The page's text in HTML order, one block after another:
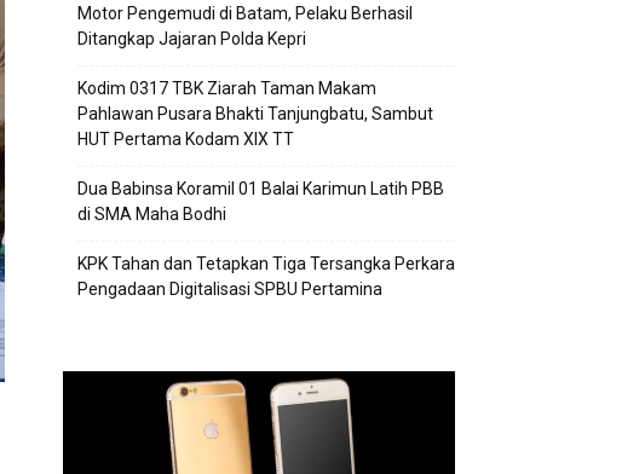
Motor Pengemudi di Batam, Pelaku Berhasil
Ditangkap Jajaran Polda Kepri
Kodim 0317 TBK Ziarah Taman Makam
Pahlawan Pusara Bhakti Tanjungbatu, Sambut
HUT Pertama Kodam XIX TT
Dua Babinsa Koramil 01 Balai Karimun Latih PBB
di SMA Maha Bodhi
KPK Tahan dan Tetapkan Tiga Tersangka Perkara
Pengadaan Digitalisasi SPBU Pertamina